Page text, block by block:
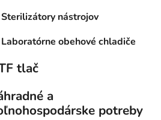
Sterilizátory nástrojov
Laboratórne obehové chladiče
tlač
a
potreby